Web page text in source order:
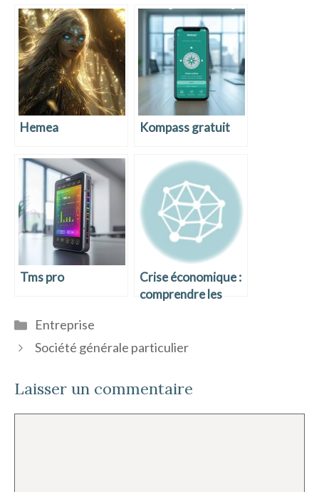
Hemea Kompass gratuit
Tms pro
Crise économique :
comprendre les
Catégories
Entreprise
Société générale particulier
Laisser un commentaire